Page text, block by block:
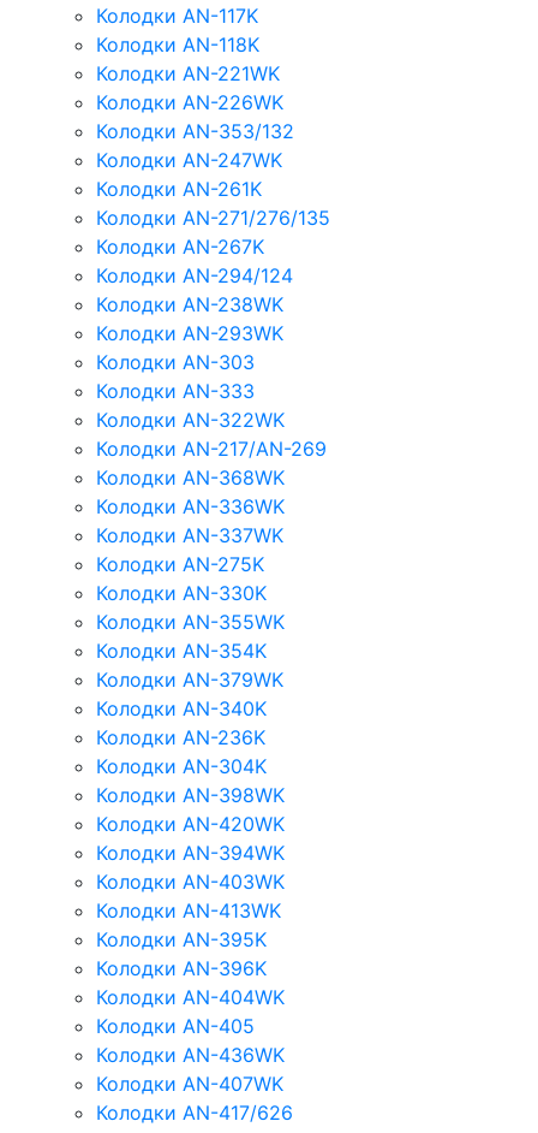
Колодки AN-117K
Колодки AN-118K
Колодки AN-221WK
Колодки AN-226WK
Колодки AN-353/132
Колодки AN-247WK
Колодки AN-261K
Колодки AN-271/276/135
Колодки AN-267K
Колодки AN-294/124
Колодки AN-238WK
Колодки AN-293WK
Колодки AN-303
Колодки AN-333
Колодки AN-322WK
Колодки AN-217/AN-269
Колодки AN-368WK
Колодки AN-336WK
Колодки AN-337WK
Колодки AN-275K
Колодки AN-330K
Колодки AN-355WK
Колодки AN-354K
Колодки AN-379WK
Колодки AN-340K
Колодки AN-236K
Колодки AN-304K
Колодки AN-398WK
Колодки AN-420WK
Колодки AN-394WK
Колодки AN-403WK
Колодки AN-413WK
Колодки AN-395K
Колодки AN-396K
Колодки AN-404WK
Колодки AN-405
Колодки AN-436WK
Колодки AN-407WK
Колодки AN-417/626